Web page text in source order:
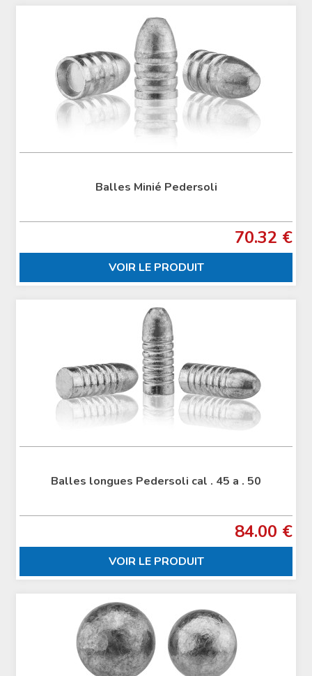
Balles Minié Pedersoli
70.32 €
VOIR LE PRODUIT
Balles longues Pedersoli cal . 45 a . 50
84.00 €
VOIR LE PRODUIT